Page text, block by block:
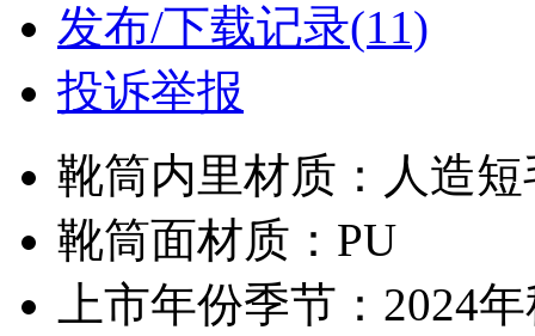
发布/下载记录(11)
投诉举报
靴筒内里材质：人造短
靴筒面材质：PU
上市年份季节：2024